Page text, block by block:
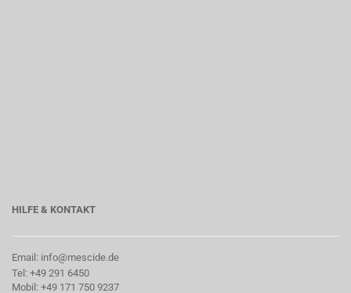
HILFE & KONTAKT
Email: info@mescide.de
Tel: +49 291 6450
Mobil: +49 171 750 9237